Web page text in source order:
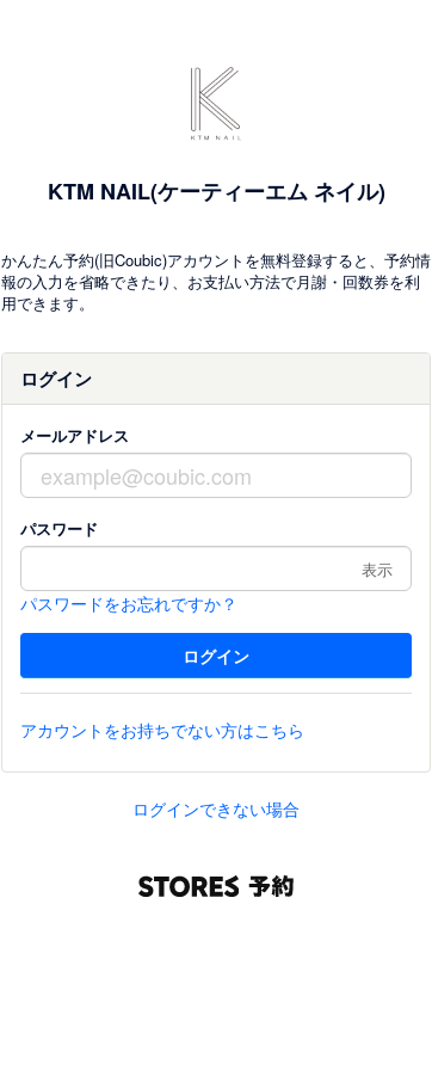
KTM NAIL(ケーティーエム ネイル)
かんたん予約(旧Coubic)アカウントを無料登録すると、予約情
報の入力を省略できたり、お支払い方法で月謝・回数券を利
用できます。
ログイン
メールアドレス
パスワード
表示
パスワードをお忘れですか？
アカウントをお持ちでない方はこちら
ログインできない場合